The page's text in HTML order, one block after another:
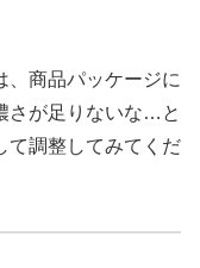
、商品パッケージに
さが足りないな…と
て調整してみてくだ